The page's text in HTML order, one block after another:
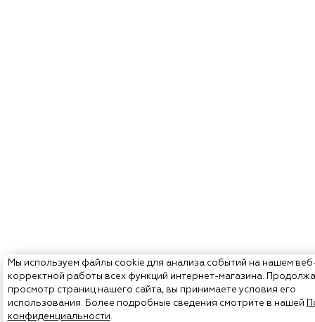
Мы используем файлы cookie для анализа событий на нашем
корректной работы всех функций интернет-магазина.
просмотр страниц нашего сайта, вы принимаете условия его
использования. Более подробные сведения смотрите в нашей
конфиденциальности.